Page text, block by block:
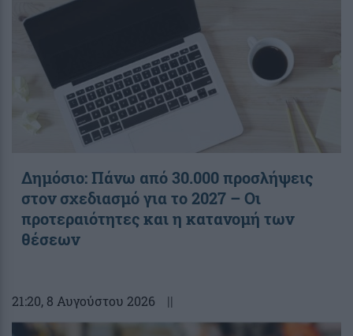
Δημόσιο: Πάνω από 30.000 προσλήψεις
στον σχεδιασμό για το 2027 – Οι
προτεραιότητες και η κατανομή των
θέσεων
21:20, 8 Αυγούστου 2026 ||